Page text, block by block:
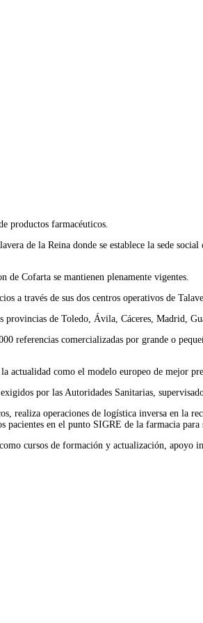
productos farmacéuticos.
de la Reina donde se establece la sede
Cofarta se mantienen plenamente vigentes.
a través de sus dos centros operativos de
provincias de Toledo, Ávila, Cáceres, Madrid,
referencias comercializadas por grande o
actualidad como el modelo europeo de mejor
por las Autoridades Sanitarias,
realiza operaciones de logística inversa en la
pacientes en el punto SIGRE de la farmacia para
cursos de formación y actualización,